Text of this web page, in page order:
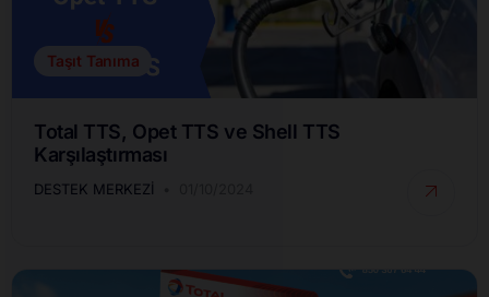
Taşıt Tanıma
Total TTS, Opet TTS ve Shell TTS
Karşılaştırması
DESTEK MERKEZI